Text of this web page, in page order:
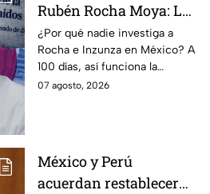
Rubén Rocha Moya: La
estrategia de Morena
para blindar al
gobernador de Sinaloa
¿Por qué nadie investiga a
Rocha e Inzunza en México? A
100 días, así funciona la
estrategia de Morena para
07 agosto, 2026
México y Perú
acuerdan restablecer